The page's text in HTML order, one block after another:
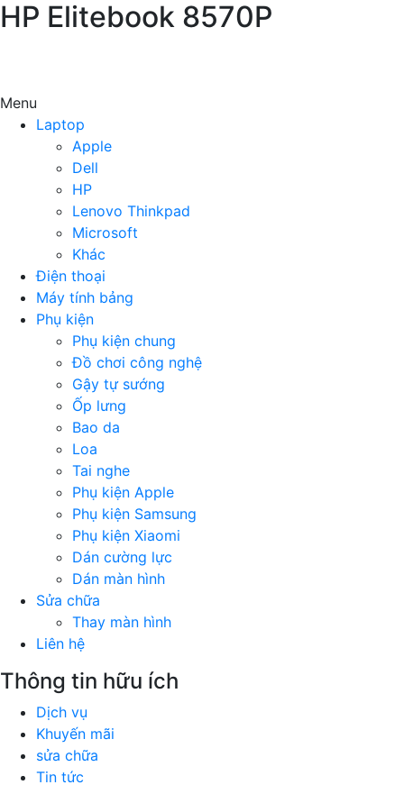
HP Elitebook 8570P
Menu
Laptop
Apple
Dell
HP
Lenovo Thinkpad
Microsoft
Khác
Điện thoại
Máy tính bảng
Phụ kiện
Phụ kiện chung
Đồ chơi công nghệ
Gậy tự sướng
Ốp lưng
Bao da
Loa
Tai nghe
Phụ kiện Apple
Phụ kiện Samsung
Phụ kiện Xiaomi
Dán cường lực
Dán màn hình
Sửa chữa
Thay màn hình
Liên hệ
Thông tin hữu ích
Dịch vụ
Khuyến mãi
sửa chữa
Tin tức